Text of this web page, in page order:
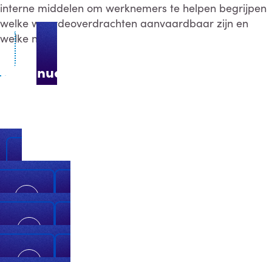
interne middelen om werknemers te helpen begrijpen
welke waardeoverdrachten aanvaardbaar zijn en
welke niet.
Continue exploring
Bedrijfsvoering
Concurrentie- en antitrustwetten
Trade Controls
Financiële integriteit en administratie